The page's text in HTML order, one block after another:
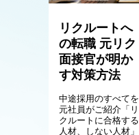
リクルートへ
の転職 元リク
面接官が明か
す対策方法
中途採用のすべてを
元社員がご紹介「リ
クルートに合格する
人材、しない人材」